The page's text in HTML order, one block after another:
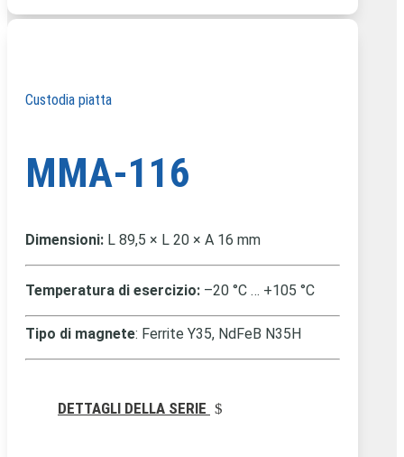
Custodia piatta
MMA-116
Dimensioni: L 89,5 × L 20 × A 16 mm
Temperatura di esercizio: –20 °C … +105 °C
Tipo di magnete: Ferrite Y35, NdFeB N35H
DETTAGLI DELLA SERIE